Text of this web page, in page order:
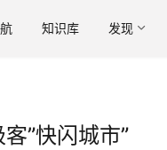
知识库 发现
”快闪城市”